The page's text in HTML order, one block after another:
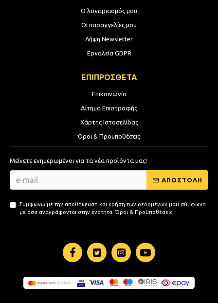
Ο λογαριασμός μου
Οι παραγγελίες μου
Λήψη Newsletter
Εργαλεία GDPR
ΕΠΙΠΡΟΣΘΕΤΑ
Επικοινωνία
Αίτημα Επιστροφής
Χάρτης Ιστοσελίδας
Όροι & Προϋποθέσεις
Μείνετε ενημερωμένοι για τα νέα προϊόντα μας!
ΑΠΟΣΤΟΛΗ
Συμφωνώ με την αποθήκευση και χρήση των δεδομένων μου σύμφωνα
με όσα αναγράφονται στην ενότητα Όροι & Προϋποθέσεις